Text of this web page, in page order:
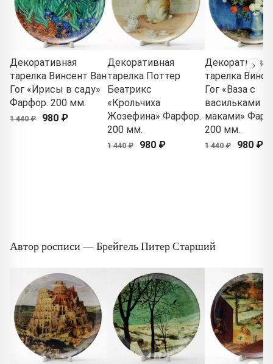
Декоративная
тарелка Винсент Ван
Гог «Ирисы в саду»
Фарфор. 200 мм.
1 440 ₽ 980 ₽
Декоративная
тарелка Поттер
Беатрикс
«Крольчиха
Жозефина» Фарфор.
200 мм.
1 440 ₽ 980 ₽
Декоративная
тарелка
Гог «Ваза с
васильками и
маками»
200 мм.
1 440 ₽ 980 ₽
Автор росписи — Брейгель Питер Старший